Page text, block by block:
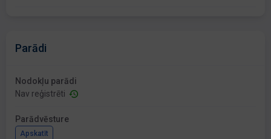
Parādi
Nodokļu parādi
Nav reģistrēti
Parādvēsture
Apskatīt